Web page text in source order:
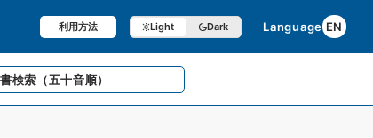
利用方法 Light Dark Language EN
検索 （五十音順）